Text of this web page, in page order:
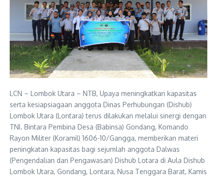
LCN – Lombok Utara – NTB, Upaya meningkatkan kapasitas
serta kesiapsiagaan anggota Dinas Perhubungan (Dishub)
Lombok Utara (Lontara) terus dilakukan melalui sinergi dengan
TNI. Bintara Pembina Desa (Babinsa) Gondang, Komando
Rayon Militer (Koramil) 1606-10/Gangga, memberikan materi
peningkatan kapasitas bagi sejumlah anggota Dalwas
(Pengendalian dan Pengawasan) Dishub Lotara di Aula Dishub
Lombok Utara, Gondang, Lontara, Nusa Tenggara Barat, Kamis